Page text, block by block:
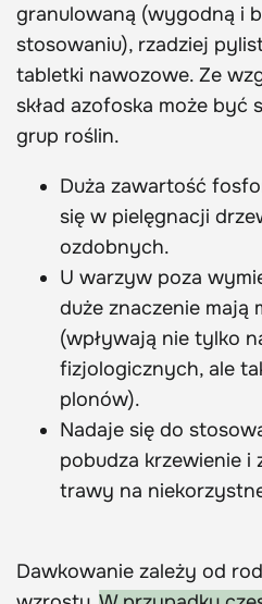
granulowaną (wygodną i
stosowaniu), rzadziej
tabletki nawozowe. Ze
skład azofoska może być
grup roślin.
Duża zawartość
się w pielęgnacji
ozdobnych.
U warzyw poza
duże znaczenie mają
(wpływają nie tylko
fizjologicznych, ale
plonów).
Nadaje się do
pobudza krzewienie i
trawy na
Dawkowanie zależy od